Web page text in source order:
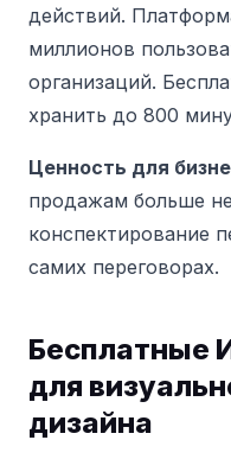
действий.
миллионов
организаций.
хранить до 800
Ценность для
продажам больше
конспектирование
самих переговорах.
Бесплатные
для
дизайна